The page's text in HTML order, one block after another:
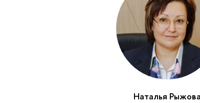
Наталья Рыжова